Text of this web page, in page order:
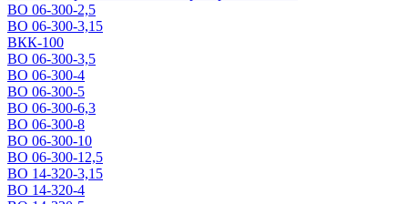
ВО 06-300-2,5
ВО 06-300-3,15
ВКК-100
ВО 06-300-3,5
ВО 06-300-4
ВО 06-300-5
ВО 06-300-6,3
ВО 06-300-8
ВО 06-300-10
ВО 06-300-12,5
ВО 14-320-3,15
ВО 14-320-4